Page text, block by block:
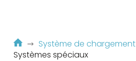
Système de chargement
Systèmes spéciaux